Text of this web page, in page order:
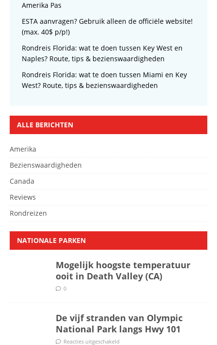
Amerika Pas
ESTA aanvragen? Gebruik alleen de officiële website!
(max. 40$ p/p!)
Rondreis Florida: wat te doen tussen Key West en
Naples? Route, tips & bezienswaardigheden
Rondreis Florida: wat te doen tussen Miami en Key
West? Route, tips & bezienswaardigheden
ALLE BERICHTEN
Amerika
Bezienswaardigheden
Canada
Reviews
Rondreizen
NATIONALE PARKEN
Mogelijk hoogste temperatuur
ooit in Death Valley (CA)
0
De vijf stranden van Olympic
National Park langs Hwy 101
Reacties uitgeschakeld